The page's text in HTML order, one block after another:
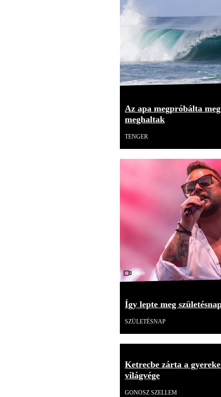
Az apa megpróbálta
meghaltak
TENGER
Videó
Így lepte meg
SZÜLETÉSNAP
Ketrecbe zárta a
világvége
GONOSZ SZELLEM